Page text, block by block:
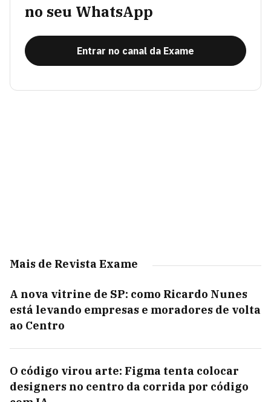
no seu WhatsApp
Entrar no canal da Exame
Mais de Revista Exame
A nova vitrine de SP: como Ricardo Nunes
está levando empresas e moradores de volta
ao Centro
O código virou arte: Figma tenta colocar
designers no centro da corrida por código